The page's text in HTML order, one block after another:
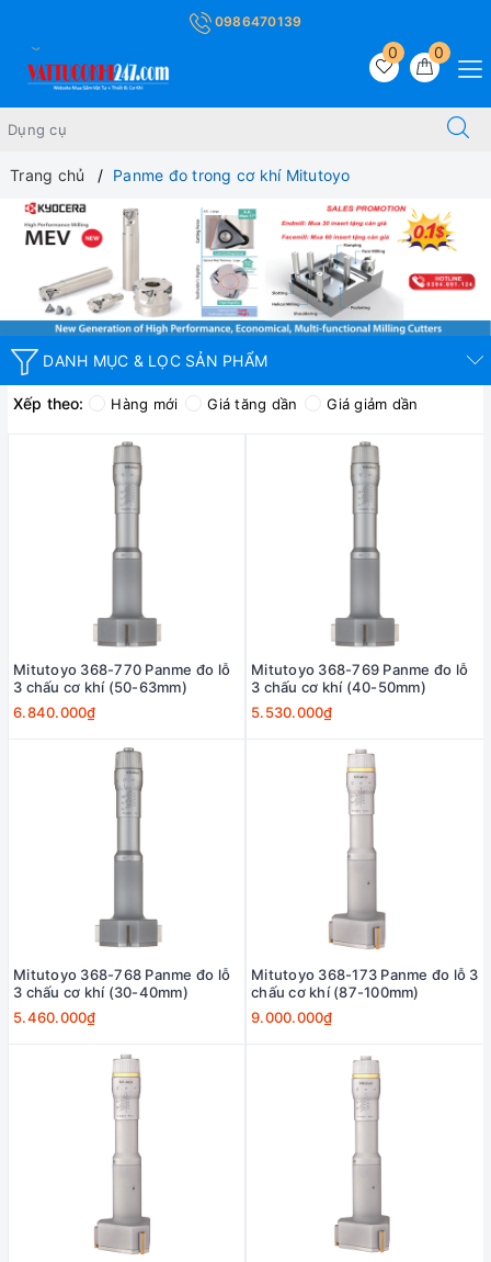
0986470139
0
0
Trang chủ Panme đo trong cơ khí Mitutoyo
DANH MỤC & LỌC SẢN PHẨM
Xếp theo: Hàng mới Giá tăng dần Giá giảm dần
Mitutoyo 368-770 Panme đo lỗ
3 chấu cơ khí (50-63mm)
6.840.000₫
Mitutoyo 368-769 Panme đo lỗ
3 chấu cơ khí (40-50mm)
5.530.000₫
Mitutoyo 368-768 Panme đo lỗ
3 chấu cơ khí (30-40mm)
5.460.000₫
Mitutoyo 368-173 Panme đo lỗ 3
chấu cơ khí (87-100mm)
9.000.000₫